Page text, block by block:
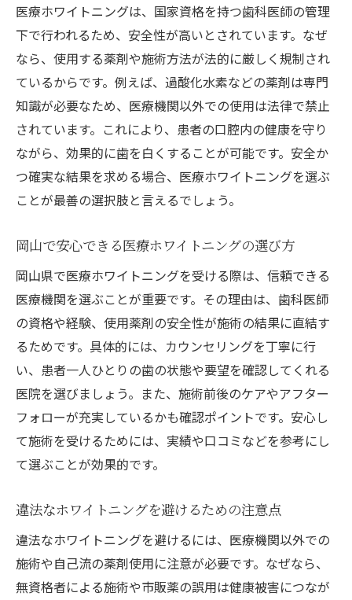
医療ホワイトニングは、国家資格を持つ歯科医師の管理
下で行われるため、安全性が高いとされています。なぜ
なら、使用する薬剤や施術方法が法的に厳しく規制され
ているからです。例えば、過酸化水素などの薬剤は専門
知識が必要なため、医療機関以外での使用は法律で禁止
されています。これにより、患者の口腔内の健康を守り
ながら、効果的に歯を白くすることが可能です。安全か
つ確実な結果を求める場合、医療ホワイトニングを選ぶ
ことが最善の選択肢と言えるでしょう。
岡山で安心できる医療ホワイトニングの選び方
岡山県で医療ホワイトニングを受ける際は、信頼できる
医療機関を選ぶことが重要です。その理由は、歯科医師
の資格や経験、使用薬剤の安全性が施術の結果に直結す
るためです。具体的には、カウンセリングを丁寧に行
い、患者一人ひとりの歯の状態や要望を確認してくれる
医院を選びましょう。また、施術前後のケアやアフター
フォローが充実しているかも確認ポイントです。安心し
て施術を受けるためには、実績や口コミなどを参考にし
て選ぶことが効果的です。
違法なホワイトニングを避けるための注意点
違法なホワイトニングを避けるには、医療機関以外での
施術や自己流の薬剤使用に注意が必要です。なぜなら、
無資格者による施術や市販薬の誤用は健康被害につなが